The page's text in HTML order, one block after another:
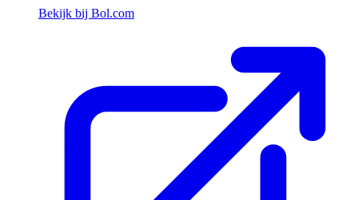
Bekijk bij Bol.com